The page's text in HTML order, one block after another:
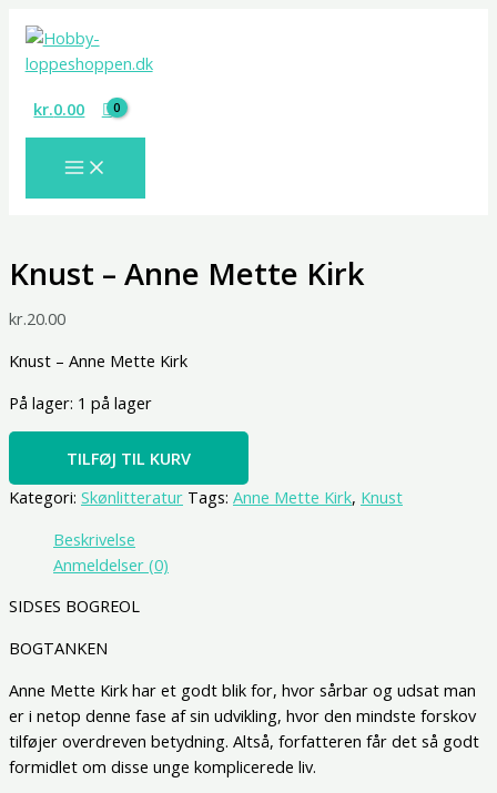
indholdet
kr.0.00
Knust – Anne Mette Kirk
kr.20.00
Knust – Anne Mette Kirk
På lager: 1 på lager
Anne
Kirk
antal
TILFØJ TIL KURV
Kategori: Skønlitteratur Tags: Anne Mette Kirk, Knust
Beskrivelse
Anmeldelser (0)
SIDSES BOGREOL
BOGTANKEN
Anne Mette Kirk har et godt blik for, hvor sårbar og udsat man
er i netop denne fase af sin udvikling, hvor den mindste forskov
tilføjer overdreven betydning. Altså, forfatteren får det så godt
formidlet om disse unge komplicerede liv.